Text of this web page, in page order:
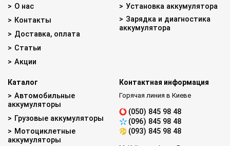
О нас
Контакты
Доставка, оплата
Статьи
Акции
Установка аккумулятора
Зарядка и диагностика
аккумулятора
Каталог
Автомобильные
аккумуляторы
Грузовые аккумуляторы
Мотоциклетные
аккумуляторы
Контактная информация
Горячая линия в Киеве
(050) 845 98 48
(096) 845 98 48
(093) 845 98 48